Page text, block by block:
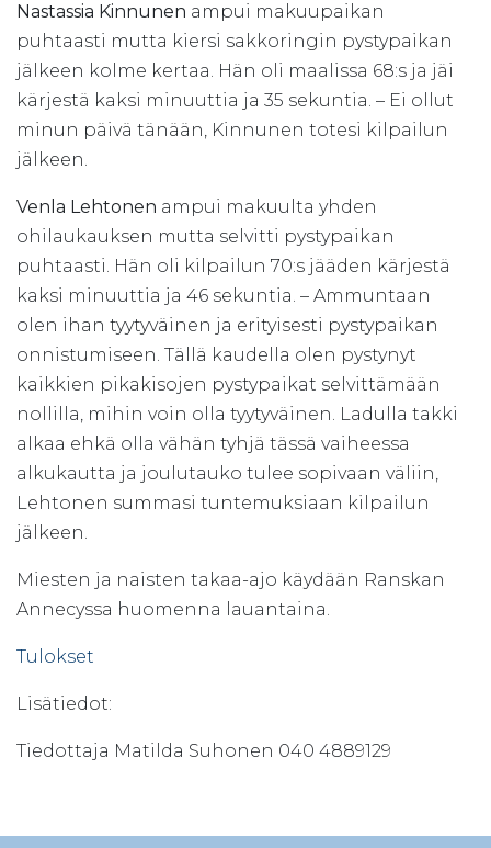
Nastassia Kinnunen ampui makuupaikan
puhtaasti mutta kiersi sakkoringin pystypaikan
jälkeen kolme kertaa. Hän oli maalissa 68:s ja jäi
kärjestä kaksi minuuttia ja 35 sekuntia. – Ei ollut
minun päivä tänään, Kinnunen totesi kilpailun
jälkeen.
Venla Lehtonen ampui makuulta yhden
ohilaukauksen mutta selvitti pystypaikan
puhtaasti. Hän oli kilpailun 70:s jääden kärjestä
kaksi minuuttia ja 46 sekuntia. – Ammuntaan
olen ihan tyytyväinen ja erityisesti pystypaikan
onnistumiseen. Tällä kaudella olen pystynyt
kaikkien pikakisojen pystypaikat selvittämään
nollilla, mihin voin olla tyytyväinen. Ladulla takki
alkaa ehkä olla vähän tyhjä tässä vaiheessa
alkukautta ja joulutauko tulee sopivaan väliin,
Lehtonen summasi tuntemuksiaan kilpailun
jälkeen.
Miesten ja naisten takaa-ajo käydään Ranskan
Annecyssa huomenna lauantaina.
Tulokset
Lisätiedot:
Tiedottaja Matilda Suhonen 040 4889129